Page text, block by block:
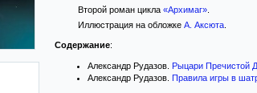
Второй роман цикла «Архимаг».
Иллюстрация на обложке А. Аксюта.
Содержание:
Александр Рудазов. Рыцари Пречистой
Александр Рудазов. Правила игры в